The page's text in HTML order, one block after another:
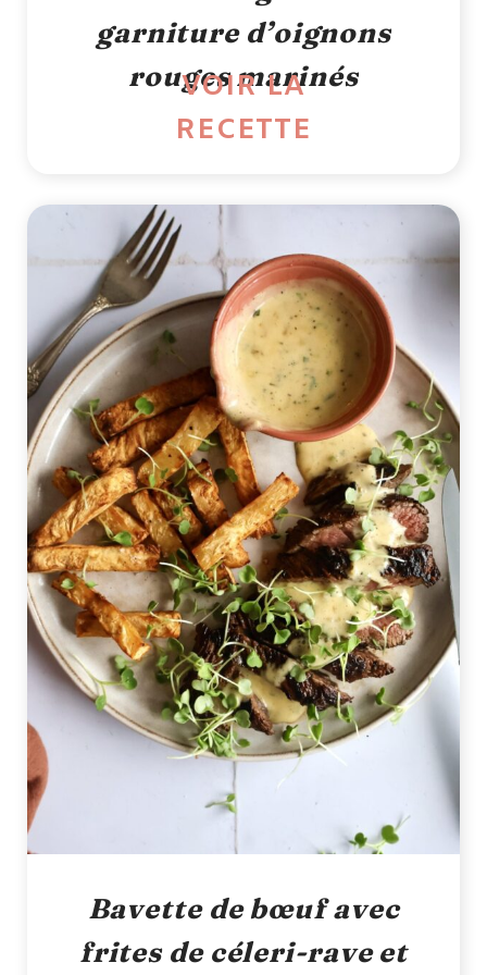
garniture d’oignons
rouges marinés
VOIR LA
RECETTE
Bavette de bœuf avec
frites de céleri-rave et